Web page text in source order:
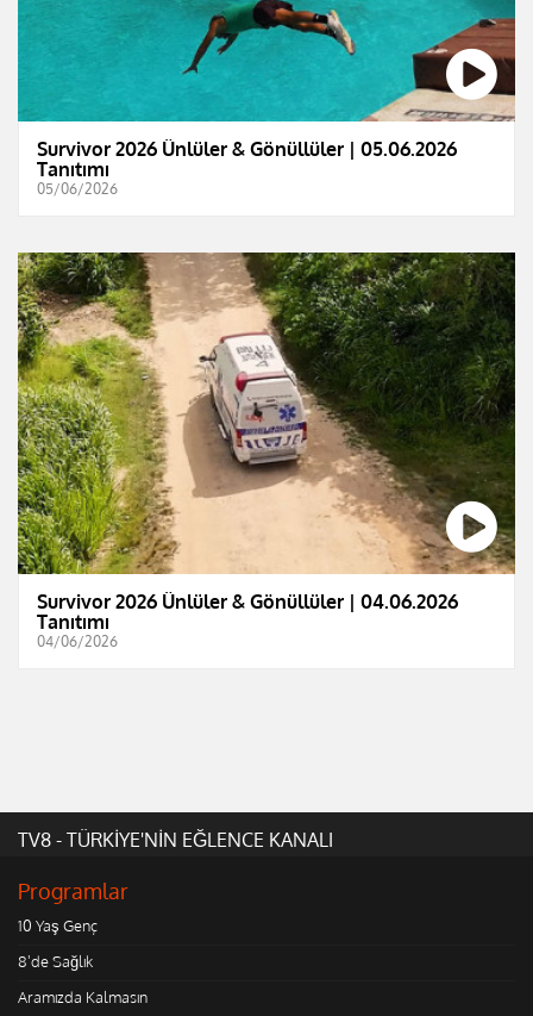
Survivor 2026 Ünlüler & Gönüllüler | 05.06.2026
Tanıtımı
05/06/2026
Survivor 2026 Ünlüler & Gönüllüler | 04.06.2026
Tanıtımı
04/06/2026
TV8 - TÜRKİYE'NİN EĞLENCE KANALI
Programlar
10 Yaş Genç
8'de Sağlık
Aramızda Kalmasın